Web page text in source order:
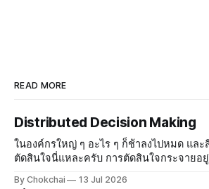
READ MORE
Distributed Decision Making
ในองค์กรใหญ่ ๆ อะไร ๆ ก็ช้าลงไปหมด แล
ตัดสินใจนี่แหละครับ การตัดสินใจกระจายอ
จะกล้าตัดสินใจและกล้าออกความเห็น แต่พอ
By Chokchai 13 Jul 2026